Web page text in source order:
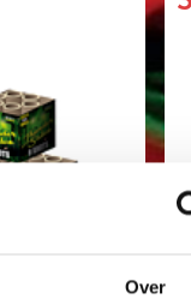
Over